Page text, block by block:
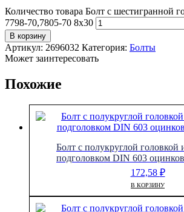
Количество товара Болт с шестигранной
7798-70,7805-70 8x30
В корзину
Артикул: 2696032 Категория: Болты
Может заинтересовать
Похожие
Болт с полукруглой головкой
подголовком DIN 603
172,58 ₽
В КОРЗИНУ